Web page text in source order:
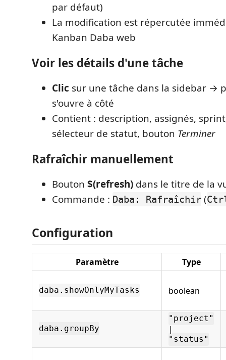
par défaut)
La modification est répercutée
Kanban Daba web
Voir les détails d'une tâche
Clic sur une tâche dans la sidebar →
s'ouvre à côté
Contient : description, assignés,
sélecteur de statut, bouton Terminer
Rafraîchir manuellement
Bouton $(refresh) dans le titre de la
Commande : Daba: Rafraîchir (
Configuration
Paramètre Type
daba.showOnlyMyTasks boolean
daba.groupBy
"project"
|
"status"